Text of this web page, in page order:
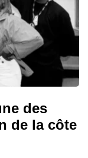
des
de la côte